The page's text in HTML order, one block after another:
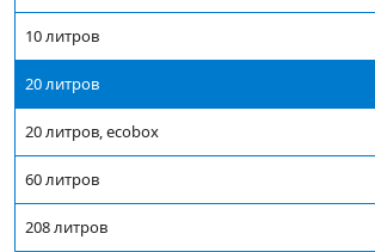
10 литров
20 литров
20 литров, ecobox
60 литров
208 литров